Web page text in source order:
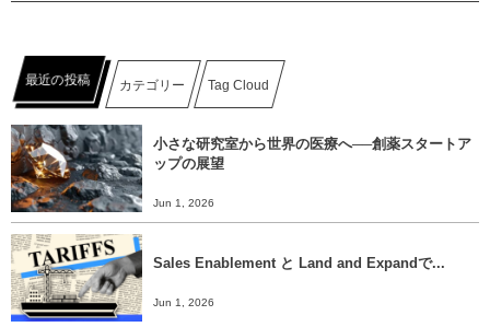
最近の投稿 カテゴリー Tag Cloud
小さな研究室から世界の医療へ──創薬スタートア
ップの展望
Jun 1, 2026
Sales Enablement と Land and Expandで...
Jun 1, 2026